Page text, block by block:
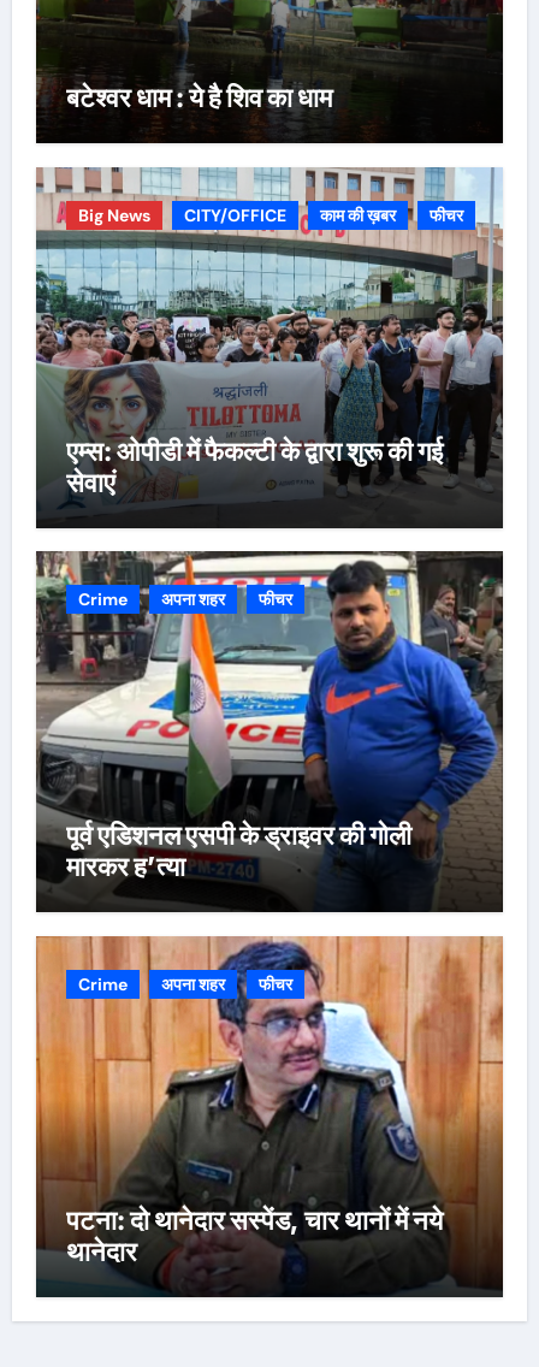
बटेश्वर धाम : ये है शिव का धाम
Big News CITY/OFFICE काम की ख़बर फीचर
एम्स: ओपीडी में फैकल्टी के द्वारा शुरू की गई
सेवाएं
Crime अपना शहर फीचर
पूर्व एडिशनल एसपी के ड्राइवर की गोली
मारकर ह’त्या
Crime अपना शहर फीचर
पटना: दो थानेदार सस्पेंड, चार थानों में नये
थानेदार